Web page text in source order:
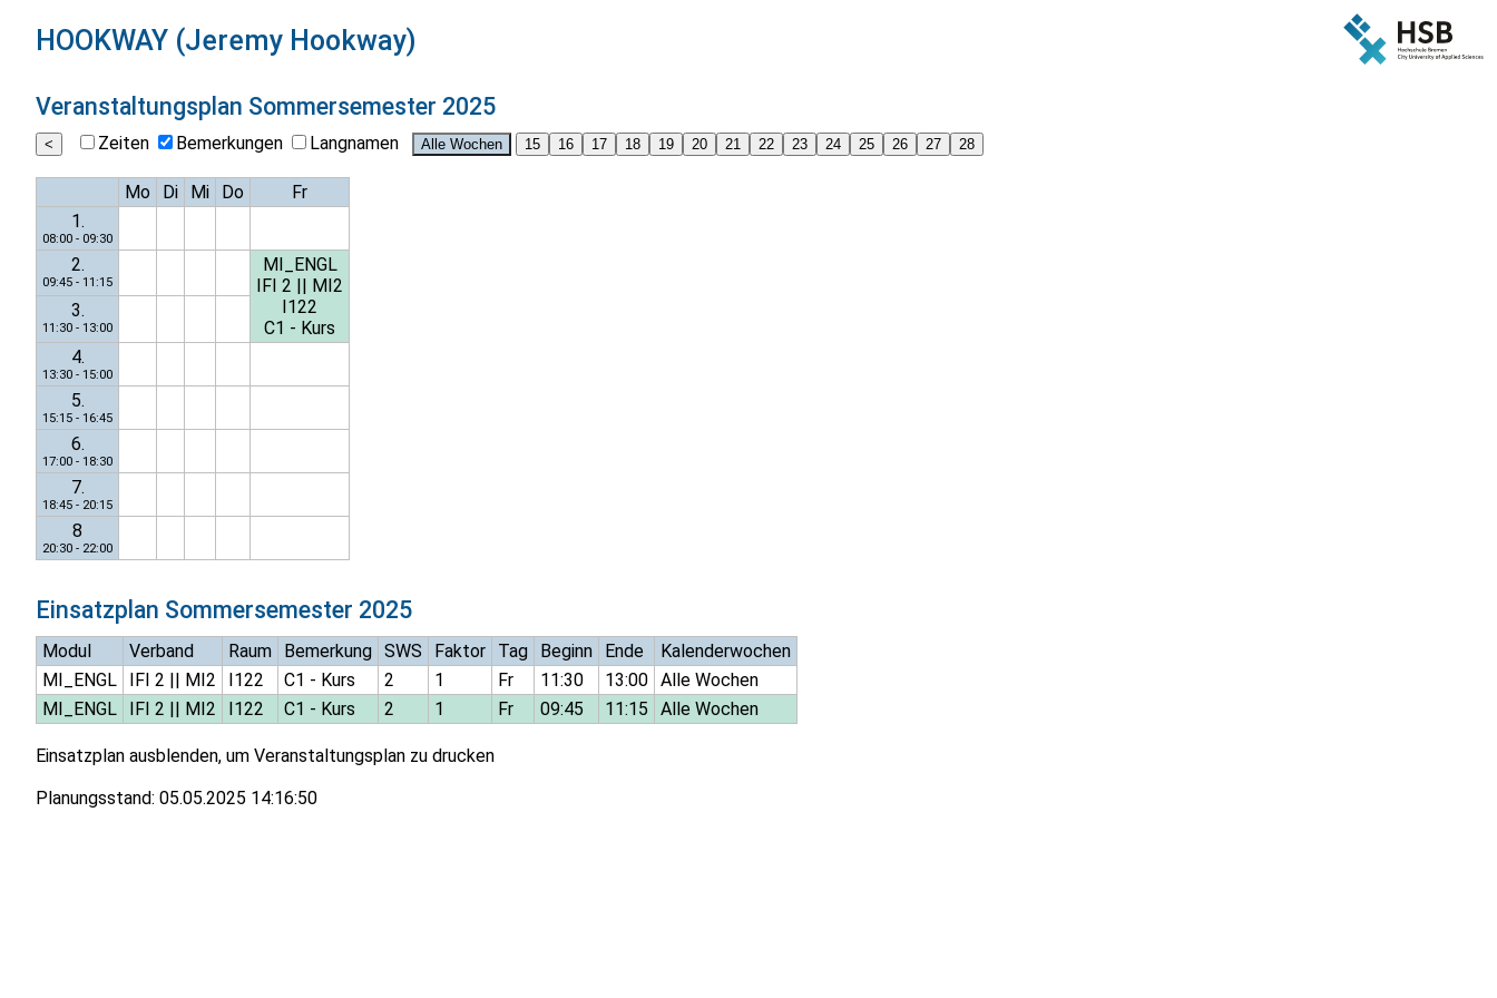
HOOKWAY (Jeremy Hookway)
Veranstaltungsplan Sommersemester 2025
Zeiten Bemerkungen Langnamen
Mo Di Mi Do
Fr
1.
08:00 - 09:30
2.
09:45 - 11:15
MI_ENGL
IFI 2
MI2
I122
C1 - Kurs
3.
11:30 - 13:00
4.
13:30 - 15:00
5.
15:15 - 16:45
6.
17:00 - 18:30
7.
18:45 - 20:15
8
20:30 - 22:00
Einsatzplan Sommersemester 2025
Modul Verband Raum Bemerkung SWS Faktor Tag Beginn Ende
Kalenderwochen
MI_ENGL
IFI 2 || MI2 I122 C1 - Kurs 2 1 Fr 11:30 13:00 Alle Wochen
MI_ENGL
IFI 2 || MI2 I122 C1 - Kurs 2 1 Fr 09:45 11:15 Alle Wochen
Einsatzplan ausblenden, um Veranstaltungsplan zu drucken
Planungsstand: 05.05.2025 14:16:50